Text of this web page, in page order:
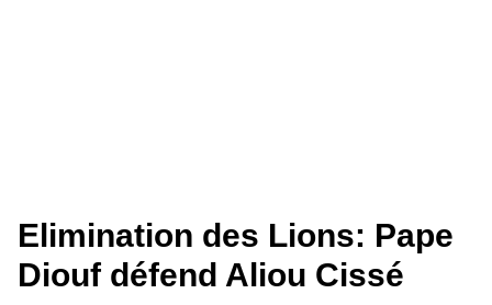
Elimination des Lions: Pape
Diouf défend Aliou Cissé